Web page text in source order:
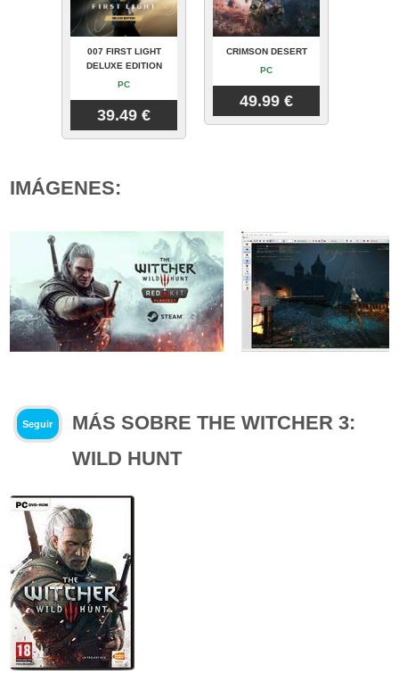
007 FIRST LIGHT
DELUXE EDITION
PC
39.49 €
CRIMSON DESERT
PC
49.99 €
IMÁGENES:
Seguir
MÁS SOBRE THE WITCHER 3:
WILD HUNT